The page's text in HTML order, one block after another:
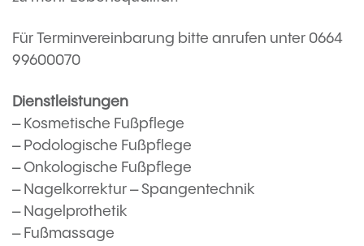
Für Terminvereinbarung bitte anrufen unter 0664
99600070
Dienstleistungen
– Kosmetische Fußpflege
– Podologische Fußpflege
– Onkologische Fußpflege
– Nagelkorrektur – Spangentechnik
– Nagelprothetik
– Fußmassage